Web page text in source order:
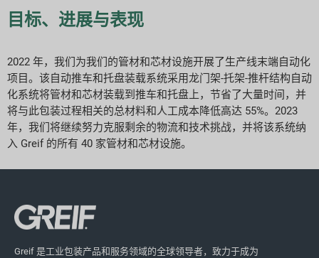
目标、进展与表现
2022 年，我们为我们的管材和芯材设施开展了生产线末端自动化
项目。该自动推车和托盘装载系统采用龙门架-托架-推杆结构自动
化系统将管材和芯材装载到推车和托盘上，节省了大量时间，并
将与此包装过程相关的总材料和人工成本降低高达 55%。2023
年，我们将继续努力克服剩余的物流和技术挑战，并将该系统纳
入 Greif 的所有 40 家管材和芯材设施。
Greif 是工业包装产品和服务领域的全球领导者，致力于成为